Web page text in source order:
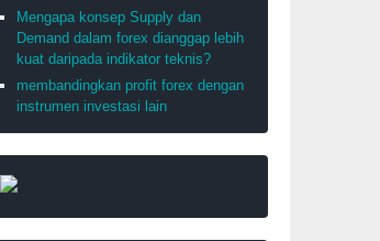
Mengapa konsep Supply dan
Demand dalam forex dianggap lebih
kuat daripada indikator teknis?
membandingkan profit forex dengan
instrumen investasi lain